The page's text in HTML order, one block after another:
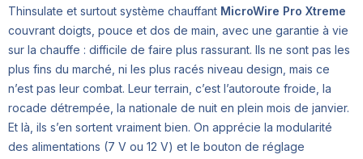
Thinsulate et surtout système chauffant MicroWire Pro Xtreme
couvrant doigts, pouce et dos de main, avec une garantie à vie
sur la chauffe : difficile de faire plus rassurant. Ils ne sont pas les
plus fins du marché, ni les plus racés niveau design, mais ce
n’est pas leur combat. Leur terrain, c’est l’autoroute froide, la
rocade détrempée, la nationale de nuit en plein mois de janvier.
Et là, ils s’en sortent vraiment bien. On apprécie la modularité
des alimentations (7 V ou 12 V) et le bouton de réglage